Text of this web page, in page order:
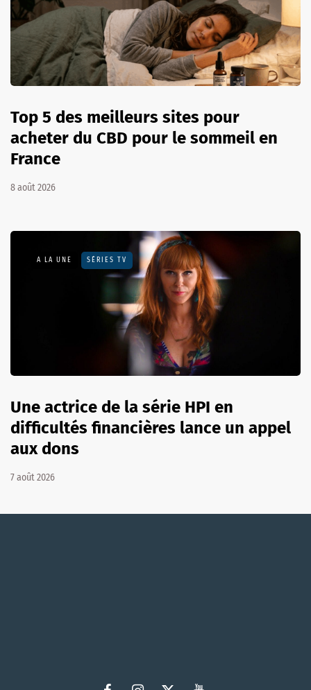
Top 5 des meilleurs sites pour
acheter du CBD pour le sommeil en
France
8 août 2026
A LA UNE SÉRIES TV
Une actrice de la série HPI en
difficultés financières lance un appel
aux dons
7 août 2026